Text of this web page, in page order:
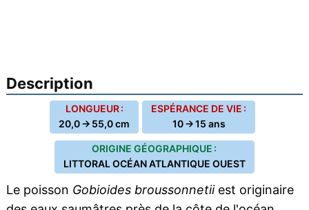
Description
LONGUEUR :
20,0 → 55,0 cm
ESPÉRANCE DE VIE :
10 → 15 ans
ORIGINE GÉOGRAPHIQUE :
LITTORAL OCÉAN ATLANTIQUE OUEST
Le poisson Gobioides broussonnetiiest originaire